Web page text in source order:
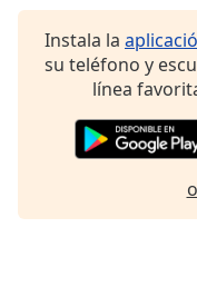
Dialog
Instala la
su teléfono y
línea